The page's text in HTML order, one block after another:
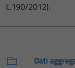
L.190/2012).
Dati